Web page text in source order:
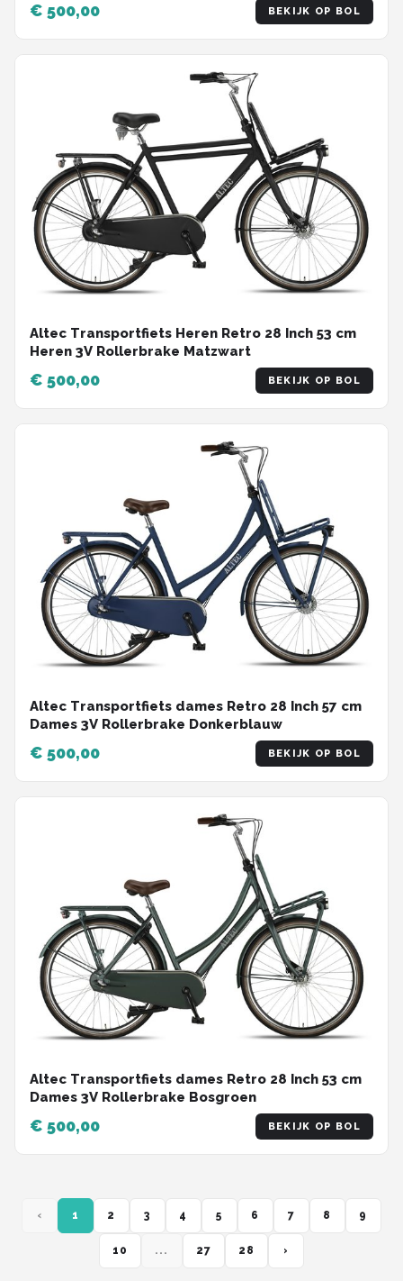
€ 500,00 BEKIJK OP BOL
Altec Transportfiets Heren Retro 28 Inch 53 cm
Heren 3V Rollerbrake Matzwart
€ 500,00 BEKIJK OP BOL
Altec Transportfiets dames Retro 28 Inch 57 cm
Dames 3V Rollerbrake Donkerblauw
€ 500,00 BEKIJK OP BOL
Altec Transportfiets dames Retro 28 Inch 53 cm
Dames 3V Rollerbrake Bosgroen
€ 500,00 BEKIJK OP BOL
‹ 1 2 3 4 5 6 7 8 9
10 ... 27 28 ›